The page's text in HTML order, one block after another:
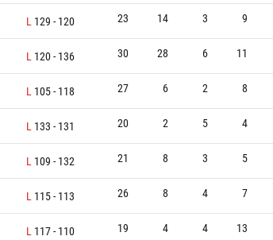
L 129 - 120 23 14 3 9
L 120- 136 30 28 6 11
L 105- 118 27 6 2 8
L 133 - 131 20 2 5 4
L 109 - 132 21 8 3 5
L 115- 113 26 8 4 7
L 117- 110 19 4 4 13